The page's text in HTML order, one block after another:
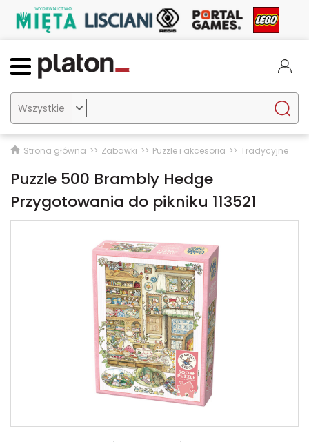

Strona główna Zabawki Puzzle i akcesoria Tradycyjne
Puzzle 500 Brambly Hedge
Przygotowania do pikniku 113521